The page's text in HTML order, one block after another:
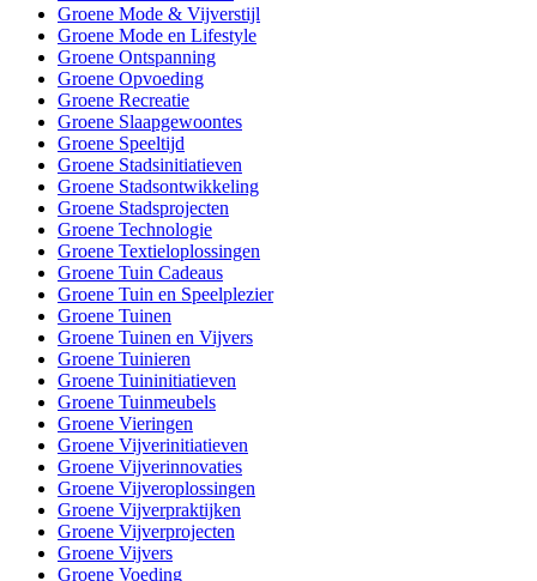
Groene Mode & Vijverstijl
Groene Mode en Lifestyle
Groene Ontspanning
Groene Opvoeding
Groene Recreatie
Groene Slaapgewoontes
Groene Speeltijd
Groene Stadsinitiatieven
Groene Stadsontwikkeling
Groene Stadsprojecten
Groene Technologie
Groene Textieloplossingen
Groene Tuin Cadeaus
Groene Tuin en Speelplezier
Groene Tuinen
Groene Tuinen en Vijvers
Groene Tuinieren
Groene Tuininitiatieven
Groene Tuinmeubels
Groene Vieringen
Groene Vijverinitiatieven
Groene Vijverinnovaties
Groene Vijveroplossingen
Groene Vijverpraktijken
Groene Vijverprojecten
Groene Vijvers
Groene Voeding